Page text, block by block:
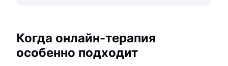
Когда онлайн-терапия
особенно подходит